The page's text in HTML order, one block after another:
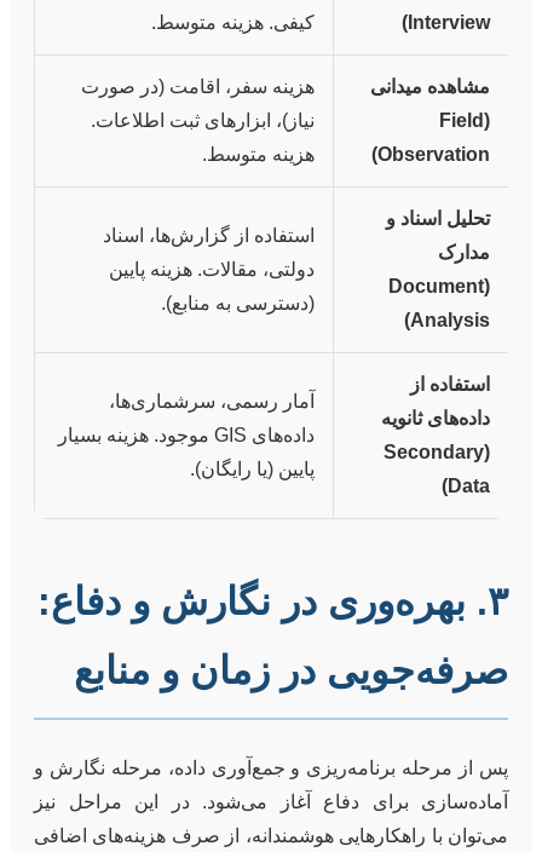
Interview)
کیفی. هزینه متوسط.
مشاهده میدانی
(Field
Observation)
هزینه سفر، اقامت (در صورت
نیاز)، ابزارهای ثبت اطلاعات.
هزینه متوسط.
تحلیل اسناد و
مدارک
(Document
Analysis)
استفاده از گزارش‌ها، اسناد
دولتی، مقالات. هزینه پایین
(دسترسی به منابع).
استفاده از
داده‌های ثانویه
(Secondary
Data)
آمار رسمی، سرشماری‌ها،
داده‌های GIS موجود.
هزینه بسیار
پایین (یا رایگان).
۳. بهره‌وری در نگارش و دفاع:
صرفه‌جویی در زمان و منابع
پس از مرحله برنامه‌ریزی و جمع‌آوری داده، مرحله نگارش و
آماده‌سازی برای دفاع آغاز می‌شود. در این مراحل نیز
می‌توان با راهکارهایی هوشمندانه، از صرف هزینه‌های اضافی